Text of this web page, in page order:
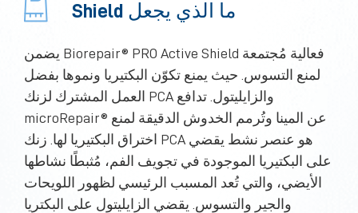
Shield ما الذي يجعل
يضمن Biorepair® PRO Active Shield فعالية مُجتمعة
لمنع التسوس. حيث يمنع تكوّن البكتيريا ونموها بفضل
العمل المشترك لزنك PCA والزايليتول. تدافع
microRepair® عن المينا وتُرمم الخدوش الدقيقة لمنع
اختراق البكتيريا لها. زنك PCA هو عنصر نشط يقضي
على البكتيريا الموجودة في تجويف الفم، مُثبطًا نشاطها
الأيضي، والتي تُعد المسبب الرئيسي لظهور اللويحات
والجير والتسوس. يقضي الزايليتول على البكتريا